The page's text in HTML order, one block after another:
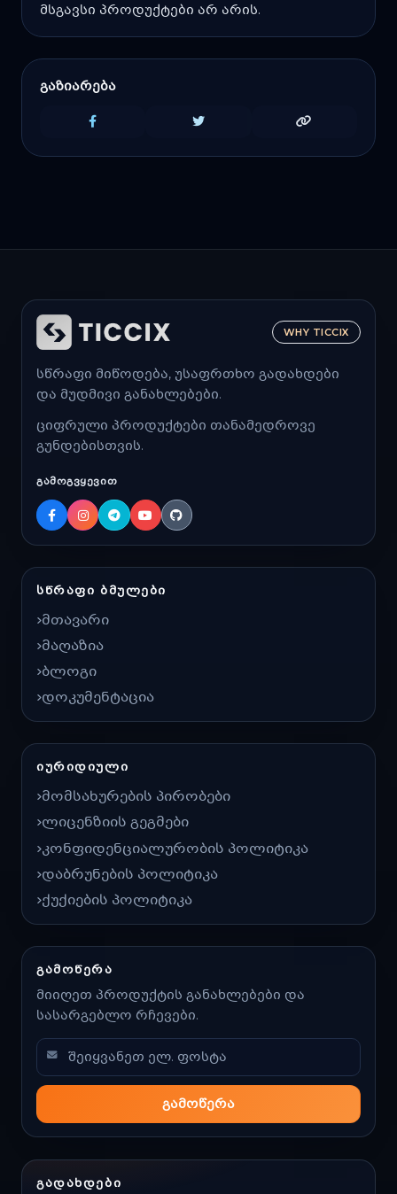
მსგავსი პროდუქტები არ არის.
გაზიარება
WHY TICCIX
სწრაფი მიწოდება, უსაფრთხო გადახდები
და მუდმივი განახლებები.
ციფრული პროდუქტები თანამედროვე
გუნდებისთვის.
ᲒᲐᲛᲝᲒᲕᲧᲔᲕᲘᲗ
ᲡᲬᲠᲐᲤᲘ ᲑᲛᲣᲚᲔᲑᲘ
მთავარი
მაღაზია
ბლოგი
დოკუმენტაცია
ᲘᲣᲠᲘᲓᲘᲣᲚᲘ
მომსახურების პირობები
ლიცენზიის გეგმები
კონფიდენციალურობის პოლიტიკა
დაბრუნების პოლიტიკა
ქუქიების პოლიტიკა
ᲒᲐᲛᲝᲬᲔᲠᲐ
მიიღეთ პროდუქტის განახლებები და
სასარგებლო რჩევები.
გამოწერა
ᲒᲐᲓᲐᲮᲓᲔᲑᲘ